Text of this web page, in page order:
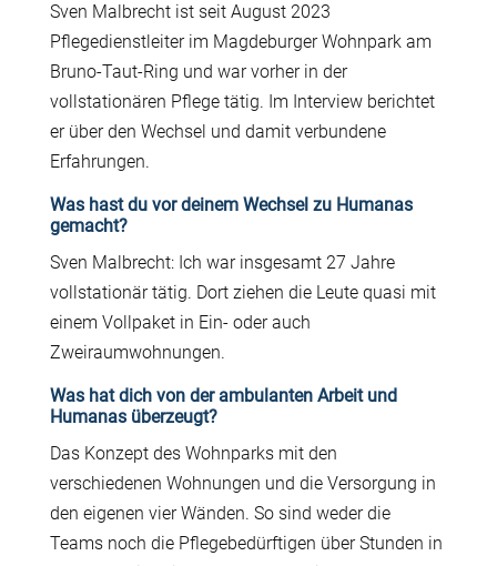
Sven Malbrecht ist seit August 2023
Pflegedienstleiter im Magdeburger Wohnpark am
Bruno-Taut-Ring und war vorher in der
vollstationären Pflege tätig. Im Interview berichtet
er über den Wechsel und damit verbundene
Erfahrungen.
Was hast du vor deinem Wechsel zu Humanas
gemacht?
Sven Malbrecht: Ich war insgesamt 27 Jahre
vollstationär tätig. Dort ziehen die Leute quasi mit
einem Vollpaket in Ein- oder auch
Zweiraumwohnungen.
Was hat dich von der ambulanten Arbeit und
Humanas überzeugt?
Das Konzept des Wohnparks mit den
verschiedenen Wohnungen und die Versorgung in
den eigenen vier Wänden. So sind weder die
Teams noch die Pflegebedürftigen über Stunden in